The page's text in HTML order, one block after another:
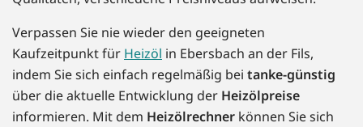
Verpassen Sie nie wieder den geeigneten
Kaufzeitpunkt für Heizöl in Ebersbach an der Fils,
indem Sie sich einfach regelmäßig bei tanke-günstig
über die aktuelle Entwicklung der Heizölpreise
informieren. Mit dem Heizölrechner können Sie sich